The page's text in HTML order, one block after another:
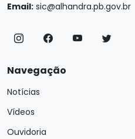
Email: sic@alhandra.pb.gov.br
Navegação
Notícias
Vídeos
Ouvidoria